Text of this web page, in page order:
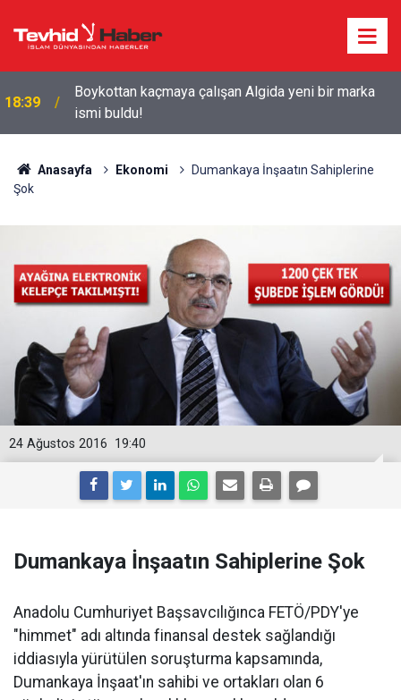
18:29
Starbucks'tan 'Tarihi' Skandal: Polisler genel
merkezi bastı!
Anasayfa Ekonomi
Dumankaya İnşaatın Sahiplerine
Şok
19:40
24 Ağustos 2016
Dumankaya İnşaatın Sahiplerine Şok
Anadolu Cumhuriyet Başsavcılığınca FETÖ/PDY'ye
"himmet" adı altında finansal destek sağlandığı
iddiasıyla yürütülen soruşturma kapsamında,
Dumankaya İnşaat'ın sahibi ve ortakları olan 6